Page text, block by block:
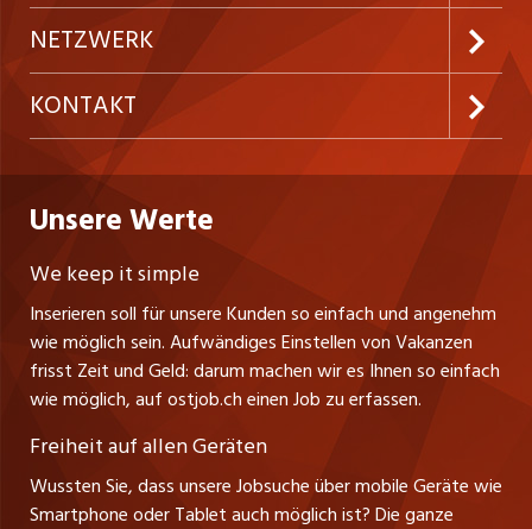
Festanstellungen
Temporäre Jobs
Freelance Jobs
Praktika
Führungspositionen
Management / Kader-Jobs
Top-Regionen
Inserieren
Firmen
Personalvermittler
Preise & Leistungen
AGB
Datenschutzerklärung
Nutzungsbedingungen
Stellenmeldepflicht
Schnittstelle
Impressum
NETZWERK
westjob.at
nicejob.de
myjob.ch
zentraljob.ch
jobbasel.ch
jobbern.ch
jobmittelland.ch
jobzüri.ch
KONTAKT
CH Media Classifieds AG
Fürstenlandstrasse 122
CH-9001 St. Gallen
Tel. +41 71 272 73 80
info@ostjob.ch/inserate@ostjob.ch
Henrik Jasek
Leiter ostjob.ch
Fredy Pillinger
Christoph Walzl
Unsere Werte
We keep it simple
Inserieren soll für unsere Kunden so einfach und angenehm
wie möglich sein. Aufwändiges Einstellen von Vakanzen
frisst Zeit und Geld: darum machen wir es Ihnen so einfach
wie möglich, auf ostjob.ch einen Job zu erfassen.
Freiheit auf allen Geräten
Wussten Sie, dass unsere Jobsuche über mobile Geräte wie
Smartphone oder Tablet auch möglich ist? Die ganze